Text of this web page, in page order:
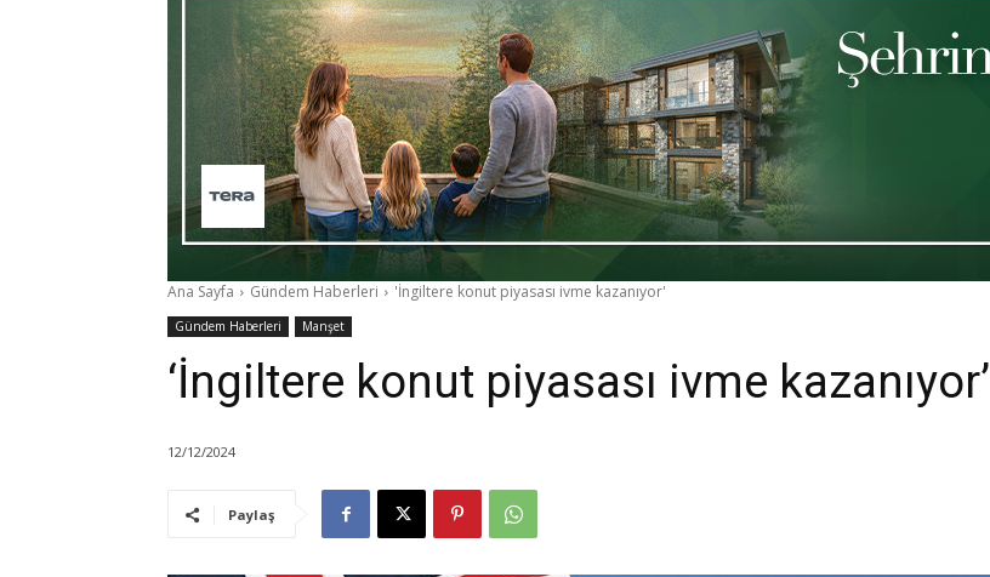
Ana Sayfa Gündem Haberleri 'İngiltere konut piyasası ivme kazanıyor'
Gündem Haberleri Manşet
‘İngiltere konut piyasası ivme kazanıyor’
12/12/2024
Paylaş